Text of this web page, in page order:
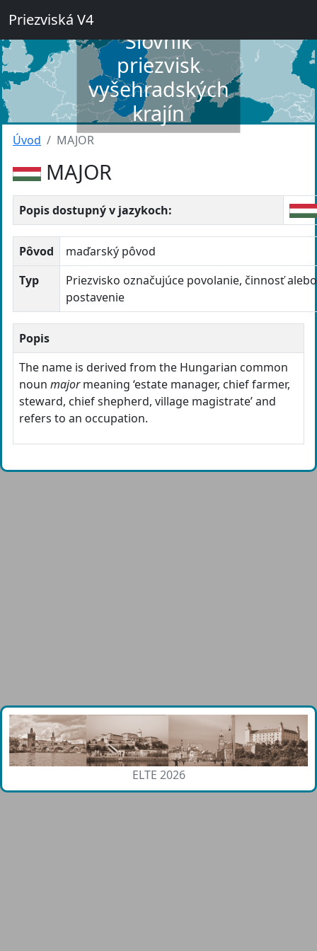
Priezviská V4
Slovník
priezvisk
vyšehradských
krajín
Úvod MAJOR
MAJOR
Popis dostupný v jazykoch:
Pôvod
maďarský pôvod
Typ
Priezvisko označujúce povolanie, činnosť
postavenie
Popis
The name is derived from the Hungarian common
noun majormeaning ‘estate manager, chief farmer,
steward, chief shepherd, village magistrate’ and
refers to an occupation.
ELTE 2026